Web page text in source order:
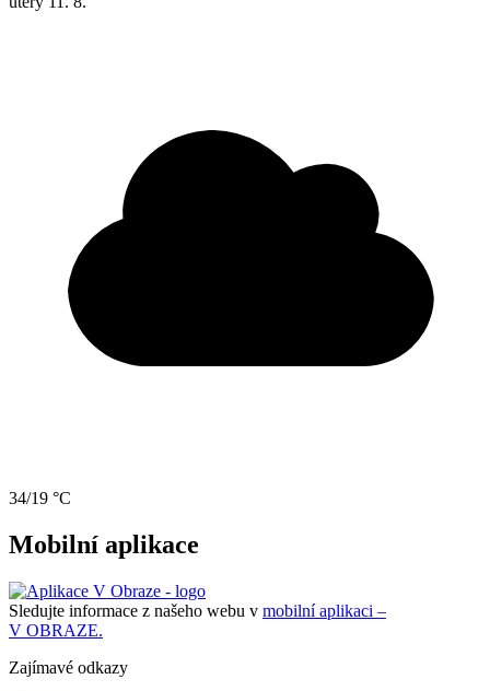
34/19 °C
Mobilní aplikace
Sledujte informace z našeho webu v mobilní aplikaci –
V OBRAZE.
Zajímavé odkazy